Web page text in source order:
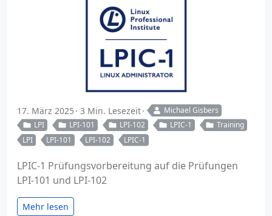
17. März 2025 3 Min. Lesezeit
Michael Gisbers
LPI
LPI-101 LPI-102 LPIC-1
Training
LPI
LPI-101 LPI-102 LPIC-1
LPIC-1 Prüfungsvorbereitung auf die Prüfungen
LPI-101 und LPI-102
Mehr lesen